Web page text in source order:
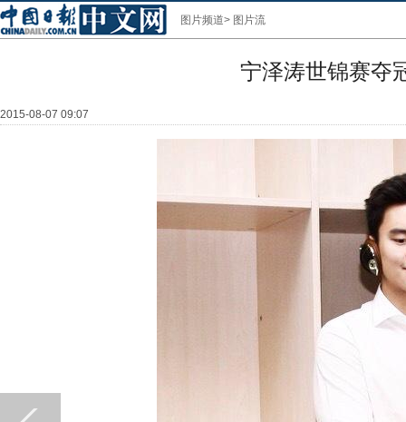
图片频道> 图片流
宁泽涛世锦赛夺
2015-08-07 09:07